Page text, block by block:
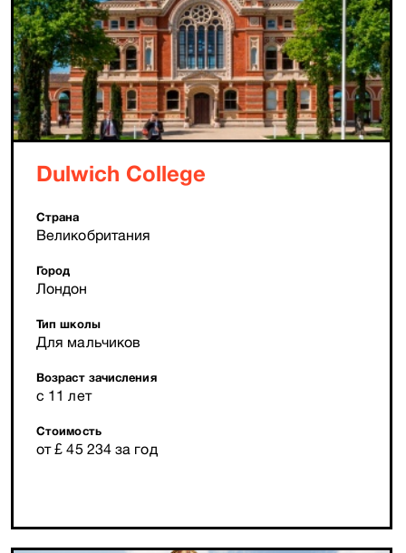
Dulwich College
Страна
Великобритания
Город
Лондон
Тип школы
Для мальчиков
Возраст зачисления
с 11 лет
Стоимость
от £ 45 234 за год